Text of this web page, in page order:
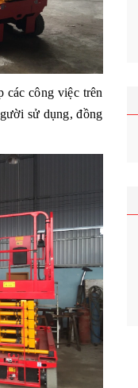
các công việc trên
sử dụng, đồng